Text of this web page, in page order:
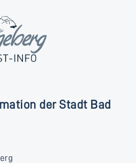
der Stadt Bad